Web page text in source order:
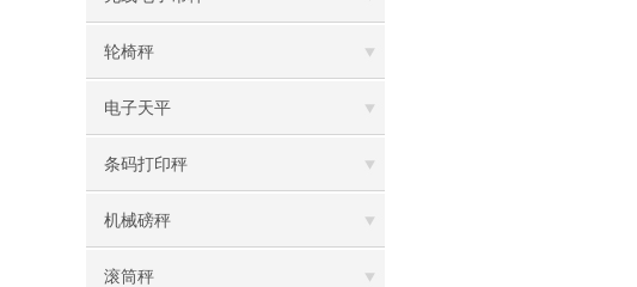
轮椅秤
电子天平
条码打印秤
机械磅秤
滚筒秤